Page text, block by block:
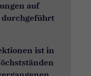
auf
durchgeführt
ist in